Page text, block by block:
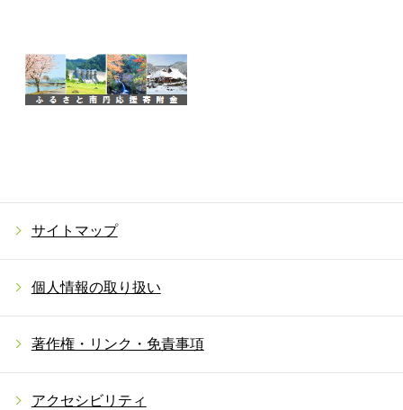
サイトマップ
個人情報の取り扱い
著作権・リンク・免責事項
アクセシビリティ